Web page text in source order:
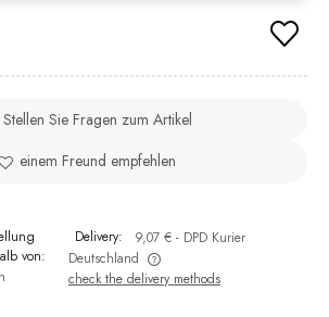
Stellen Sie Fragen zum Artikel
einem Freund empfehlen
von:
Delivery: 9,07 € - DPD Kurier
Deutschland
include any possible payment costs
check the delivery methods